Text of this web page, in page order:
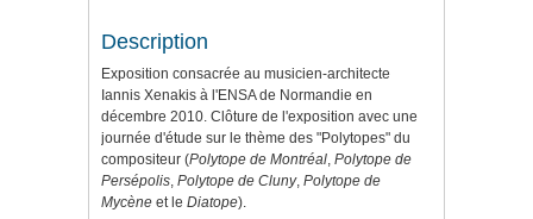
Description
Exposition consacrée au musicien-architecte
Iannis Xenakis à l'ENSA de Normandie en
décembre 2010. Clôture de l'exposition avec une
journée d'étude sur le thème des "Polytopes" du
compositeur (Polytope de Montréal, Polytope de
Persépolis, Polytope de Cluny, Polytope de
Mycène et le Diatope).